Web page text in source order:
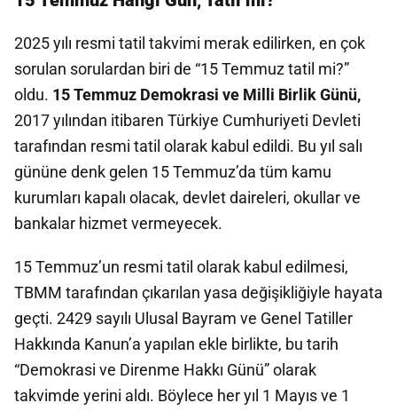
2025 yılı resmi tatil takvimi merak edilirken, en çok
sorulan sorulardan biri de “15 Temmuz tatil mi?”
oldu. 15 Temmuz Demokrasi ve Milli Birlik Günü,
2017 yılından itibaren Türkiye Cumhuriyeti Devleti
tarafından resmi tatil olarak kabul edildi. Bu yıl salı
gününe denk gelen 15 Temmuz’da tüm kamu
kurumları kapalı olacak, devlet daireleri, okullar ve
bankalar hizmet vermeyecek.
15 Temmuz’un resmi tatil olarak kabul edilmesi,
TBMM tarafından çıkarılan yasa değişikliğiyle hayata
geçti. 2429 sayılı Ulusal Bayram ve Genel Tatiller
Hakkında Kanun’a yapılan ekle birlikte, bu tarih
“Demokrasi ve Direnme Hakkı Günü” olarak
takvimde yerini aldı. Böylece her yıl 1 Mayıs ve 1